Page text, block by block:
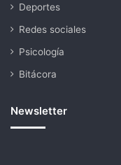
Deportes
Redes sociales
Psicología
Bitácora
Newsletter